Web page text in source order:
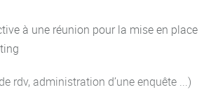
à une réunion pour la mise en place
rdv, administration d’une enquête ...)